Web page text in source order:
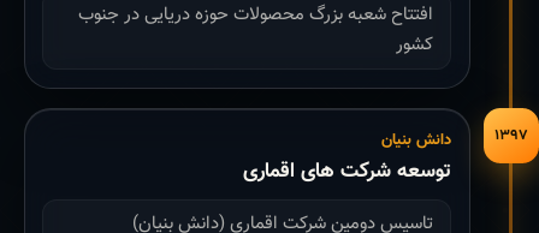
افتتاح شعبه بزرگ محصولات حوزه دریایی در جنوب
کشور
۱۳۹۷ دانش بنیان
توسعه شرکت های اقماری
تاسیس دومین شرکت اقماری (دانش بنیان)